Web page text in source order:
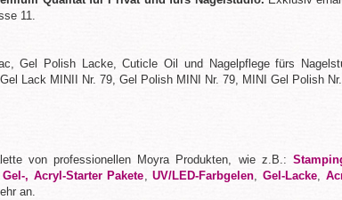
11.
von professionellen Moyra Produkten, wie z.B.:
Gel-, Acryl-Starter Pakete,UV/LED-Farbgelen, Gel-Lacke,
an.